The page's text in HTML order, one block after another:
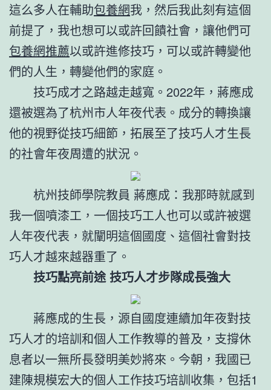
這么多人在輔助包養網我，然后我此刻有這個
前提了，我也想可以或許回饋社會，讓他們可
包養網推薦以或許進修技巧，可以或許轉變他
們的人生，轉變他們的家庭。
技巧成才之路越走越寬。2022年，蔣應成
還被選為了杭州市人年夜代表。成分的轉換讓
他的視野從技巧細節，拓展至了技巧人才生長
的社會年夜周遭的狀況。
杭州技師學院教員 蔣應成：我那時就感到
我一個噴漆工，一個技巧工人也可以或許被選
人年夜代表，就闡明這個國度、這個社會對技
巧人才越來越器重了。
技巧點亮前途 技巧人才步隊成長強大
蔣應成的生長，源自國度連續加年夜對技
巧人才的培訓和個人工作教導的普及，支撐休
息者以一無所長發明美妙將來。今朝，我國已
建陳規模宏大的個人工作技巧培訓收集，包括1